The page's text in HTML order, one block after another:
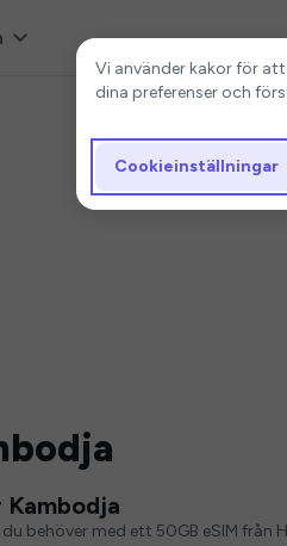
behöver med ett 50GB eSIM från
Vi använder kakor för
dina preferenser och
Cookieinställningar